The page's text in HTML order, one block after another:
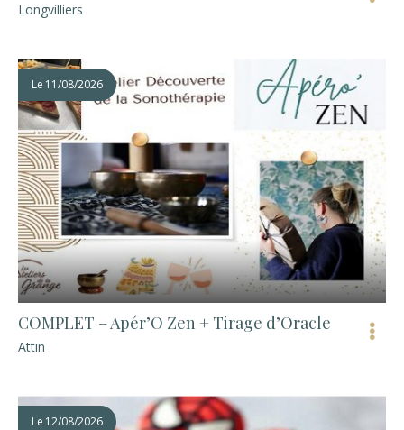
Longvilliers
Le 11/08/2026
COMPLET – Apér’O Zen + Tirage d’Oracle
Attin
Le 12/08/2026